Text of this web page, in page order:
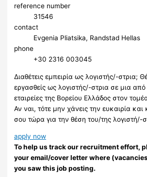
reference number
31546
contact
Evgenia Pliatsika, Randstad Hellas
phone
+30 2316 003045
Διαθέτεις εμπειρία ως λογιστής/-στρια;
εργασθείς ως λογιστής/-στρια σε μια από
εταιρείες της Βορείου Ελλάδος στον
Αν ναι, τότε μην χάνεις την ευκαιρία και
σου τώρα για την θέση του/της λογιστή/-
apply now
To help us track our recruitment effort,
your email/cover letter where
you saw this job posting.